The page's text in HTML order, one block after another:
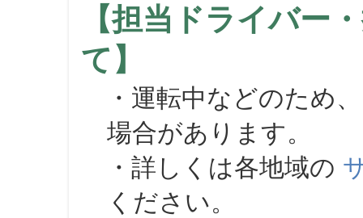
【担当ドライバー
て】
・運転中などのため
場合があります。
・詳しくは各地域の
ください。